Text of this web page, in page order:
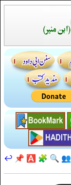
👥
🔍
🧩
🅰️
📌
↩️